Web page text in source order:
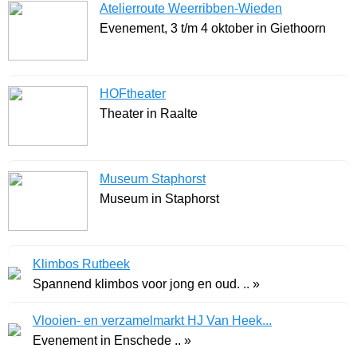
Atelierroute Weerribben-Wieden
Evenement, 3 t/m 4 oktober in Giethoorn
HOFtheater
Theater in Raalte
Museum Staphorst
Museum in Staphorst
Klimbos Rutbeek
Spannend klimbos voor jong en oud. .. »
Vlooien- en verzamelmarkt HJ Van Heek...
Evenement in Enschede .. »